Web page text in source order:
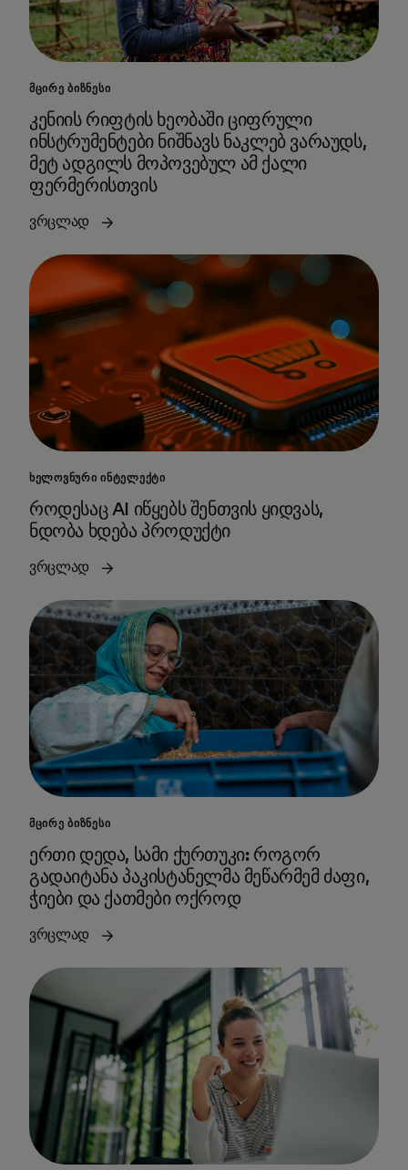
ᲛᲪᲘᲠᲔ ᲑᲘᲖᲜᲔᲡᲘ
კენიის რიფტის ხეობაში ციფრული
ინსტრუმენტები ნიშნავს ნაკლებ ვარაუდს,
მეტ ადგილს მოპოვებულ ამ ქალი
ფერმერისთვის
ვრცლად
ᲮᲔᲚᲝᲕᲜᲣᲠᲘ ᲘᲜᲢᲔᲚᲔᲥᲢᲘ
როდესაც AI იწყებს შენთვის ყიდვას,
ნდობა ხდება პროდუქტი
ვრცლად
ᲛᲪᲘᲠᲔ ᲑᲘᲖᲜᲔᲡᲘ
ერთი დედა, სამი ქურთუკი: როგორ
გადაიტანა პაკისტანელმა მეწარმემ ძაფი,
ჭიები და ქათმები ოქროდ
ვრცლად